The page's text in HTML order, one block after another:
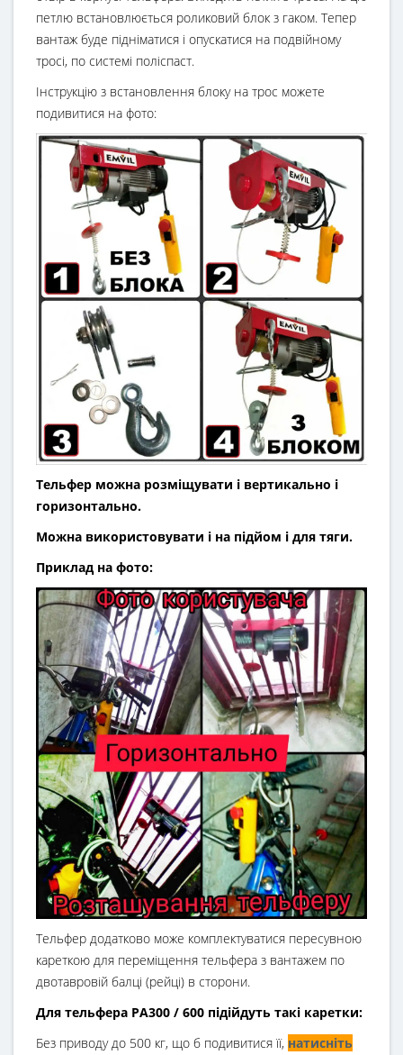
петлю встановлюється роликовий блок з гаком. Тепер
вантаж буде підніматися і опускатися на подвійному
тросі, по системі поліспаст.
Інструкцію з встановлення блоку на трос можете
подивитися на фото:
Тельфер можна розміщувати і вертикально і
горизонтально.
Можна використовувати і на підйом і для тяги.
Приклад на фото:
Тельфер додатково може комплектуватися пересувною
кареткою для переміщення тельфера з вантажем по
двотавровій балці (рейці) в сторони.
Для тельфера РА300 / 600 підійдуть такі каретки:
Без приводу до 500 кг, що б подивитися її, натисніть